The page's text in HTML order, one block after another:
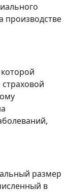
производстве
размер
в